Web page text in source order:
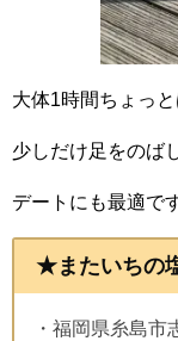
大体1時間ちょっ
少しだけ足をのば
デートにも最適で
★またいちの
・福岡県糸島市